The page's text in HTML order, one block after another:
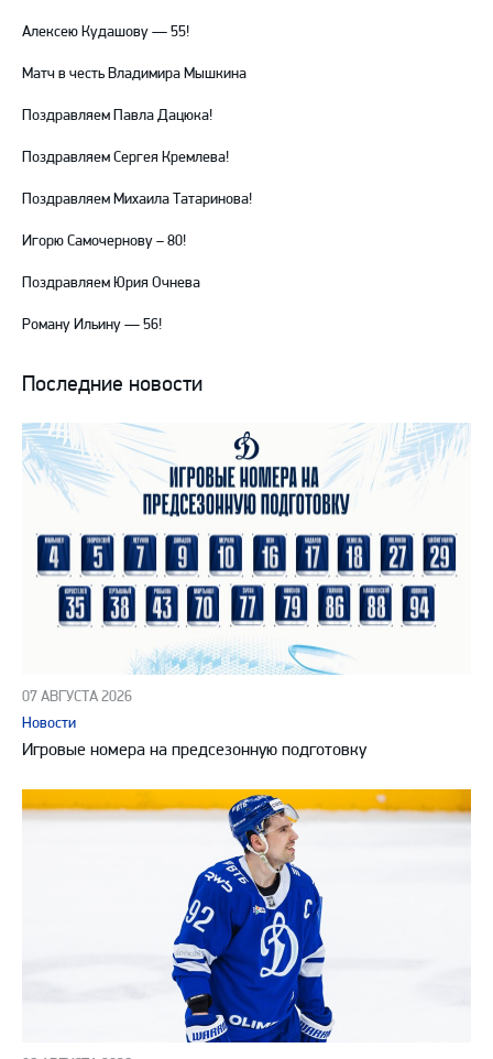
Алексею Кудашову — 55!
Матч в честь Владимира Мышкина
Поздравляем Павла Дацюка!
Поздравляем Сергея Кремлева!
Поздравляем Михаила Татаринова!
Игорю Самочернову – 80!
Поздравляем Юрия Очнева
Роману Ильину — 56!
Последние новости
07 АВГУСТА 2026
Новости
Игровые номера на предсезонную подготовку